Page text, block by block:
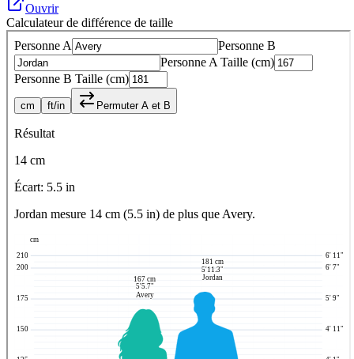
Ouvrir
Calculateur de différence de taille